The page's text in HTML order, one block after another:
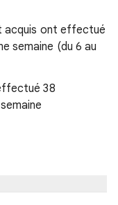
acquis ont effectué
semaine (du 6 au
38